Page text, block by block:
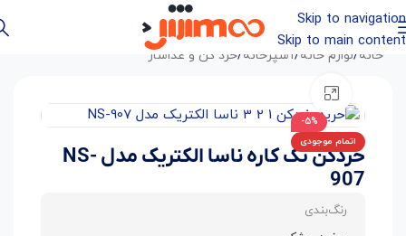
Skip to navigation
Skip to main content
خانه /لوازم خانه /آشپزخانه /خرد کن و غذاساز
-5%
اتمام موجودی
خردکن تک کاره ناسا الکتریک مدل NS-
907
رنگ‌بندی